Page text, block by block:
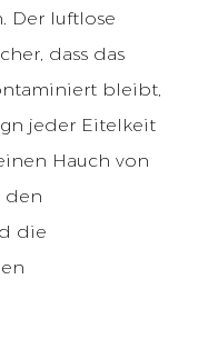
Der luftlose
dass das
bleibt,
jeder Eitelkeit
Hauch von
den
die